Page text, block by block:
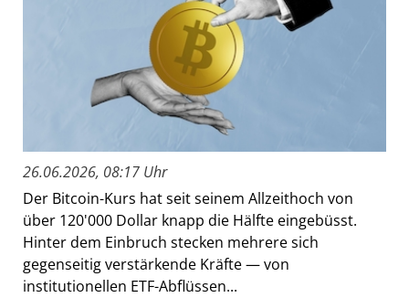
26.06.2026, 08:17 Uhr
Der Bitcoin-Kurs hat seit seinem Allzeithoch von
über 120'000 Dollar knapp die Hälfte eingebüsst.
Hinter dem Einbruch stecken mehrere sich
gegenseitig verstärkende Kräfte — von
institutionellen ETF-Abflüssen...